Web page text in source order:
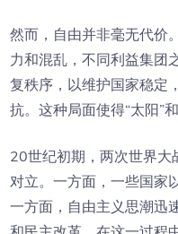
然而，自由并非毫无代价
力和混乱，不同利益集团
复秩序，以维护国家稳定
抗。这种局面使得“太阳”
20世纪初期，两次世界大
对立。一方面，一些国家
一方面，自由主义思潮迅